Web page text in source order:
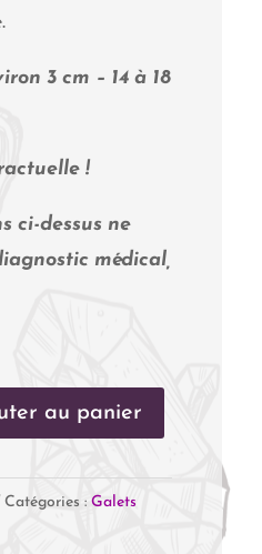
3 cm – 14 à 18
!
ci-dessus ne
médical,
au panier
Catégories : Galets